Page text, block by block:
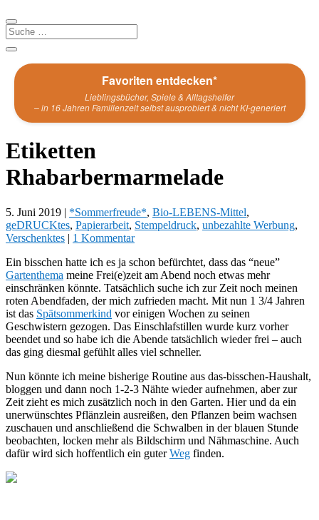
Favoriten entdecken*
Lieblingsbücher, Spiele & Alltagshelfer
– in 16 Jahren Familienzeit selbst ausprobiert & nicht KI-generiert
Etiketten
Rhabarbermarmelade
5. Juni 2019 | *Sommerfreude*, Bio-LEBENS-Mittel,
geDRUCKtes, Papierarbeit, Stempeldruck, unbezahlte Werbung,
Verschenktes | 1 Kommentar
Ein bisschen hatte ich es ja schon befürchtet, dass das “neue”
Gartenthema meine Frei(e)zeit am Abend noch etwas mehr
einschränken könnte. Tatsächlich suche ich zur Zeit noch meinen
roten Abendfaden, der mich zufrieden macht. Mit nun 1 3/4 Jahren
ist das Spätsommerkind vor einigen Wochen zu seinen
Geschwistern gezogen. Das Einschlafstillen wurde kurz vorher
beendet und so habe ich die Abende tatsächlich wieder frei – auch
das ging diesmal gefühlt alles viel schneller.
Nun könnte ich meine bisherige Routine aus das-bisschen-Haushalt,
bloggen und dann noch 1-2-3 Nähte wieder aufnehmen, aber zur
Zeit zieht es mich zusätzlich noch in den Garten. Hier und da ein
unerwünschtes Pflänzlein ausreißen, den Pflanzen beim wachsen
zuschauen und anschließend die Schwalben in der blauen Stunde
beobachten, locken mehr als Bildschirm und Nähmaschine. Auch
dafür wird sich hoffentlich ein guterWeg finden.